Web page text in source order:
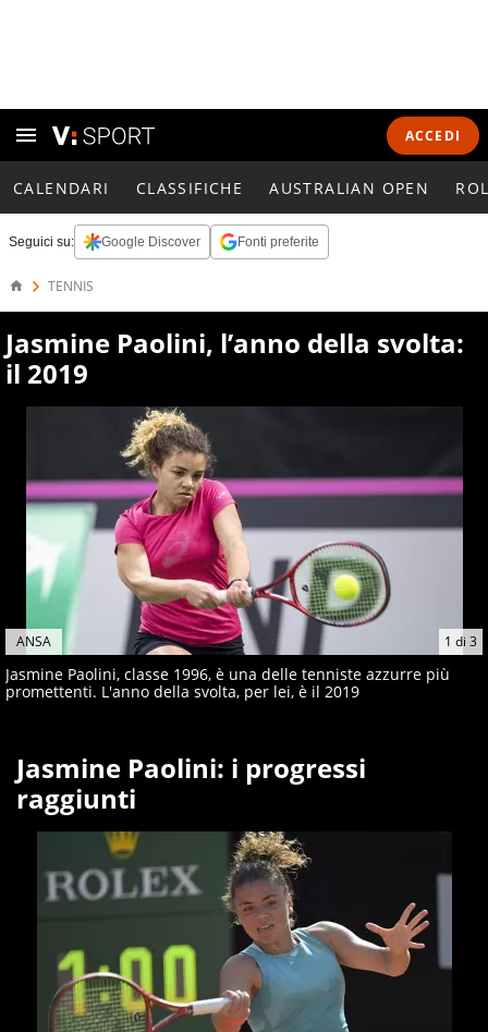
ACCEDI
CALENDARI CLASSIFICHE AUSTRALIAN OPEN
Seguici su: Google Discover Fonti preferite
TENNIS
Jasmine Paolini, l’anno della svolta:
il 2019
1 di 3
ANSA
Jasmine Paolini, classe 1996, è una delle tenniste azzurre più
promettenti. L'anno della svolta, per lei, è il 2019
Jasmine Paolini: i progressi
raggiunti